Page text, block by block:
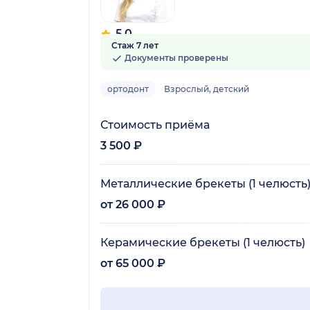
5.0
4 отзыва
Стаж 7 лет
Документы проверены
ортодонт Взрослый, детский
Стоимость приёма
3 500 ₽
Металлические брекеты (1 челюсть)
от 26 000 ₽
Керамические брекеты (1 челюсть)
от 65 000 ₽